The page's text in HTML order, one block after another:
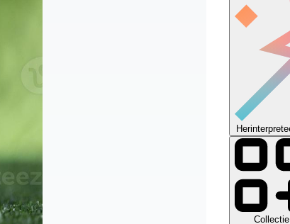
Collectie